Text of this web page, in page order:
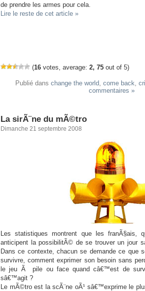
de prendre les armes pour cela.
Lire le reste de cet article »
(16 votes, average: 2, 75 out of 5)
Publié dans change the world, come back,
commentaires »
La sirÃ¨ne du mÃ©tro
Dimanche 21 septembre 2008
Les statistiques montrent que les franÃ§ais,
anticipent la possibilitÃ© de se trouver un jour
Dans ce contexte, chacun se demande ce que
survivre, comment exprimer son besoin sans
le jeu Ã pile ou face quand câ€™est de
sâ€™agit ?
Le mÃ©tro est la scÃ¨ne oÃ¹ sâ€™exprime le